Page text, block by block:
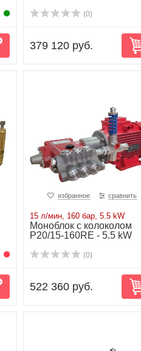
(0)
379 120 руб.
избранное сравнить
15 л/мин, 160 бар, 5.5 kW
Моноблок с колоколом
P20/15-160RE - 5.5 kW
(0)
522 360 руб.